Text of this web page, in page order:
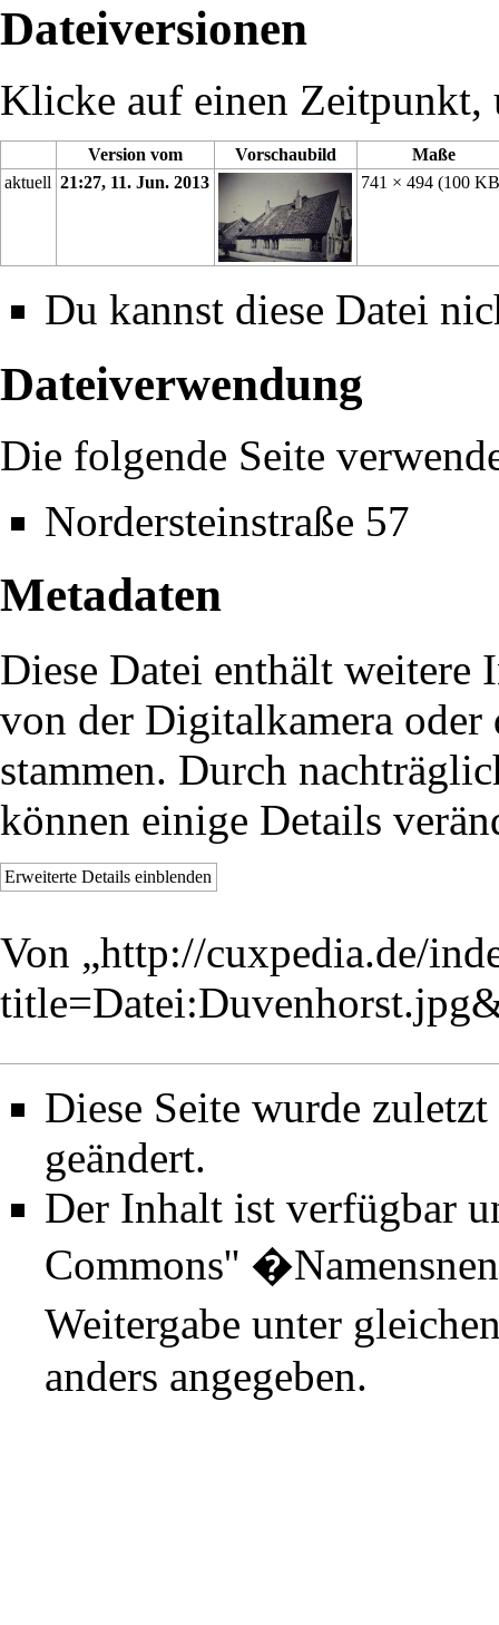
Dateiversionen
Klicke auf einen Zeitpunkt,
Version vom Vorschaubild
Maße
aktuell 21:27, 11. Jun. 2013 741 × 494(100
Du kannst diese Datei
Dateiverwendung
Die folgende Seite
Nordersteinstraße 57
Metadaten
Diese Datei enthält weitere
von der Digitalkamera oder
stammen. Durch
können einige Details
Erweiterte Details einblenden
Von „http://cuxpedia.de/
Diese Seite wurde
geändert.
Der Inhalt ist verfügbar
Commons''
Weitergabe unter
anders angegeben.